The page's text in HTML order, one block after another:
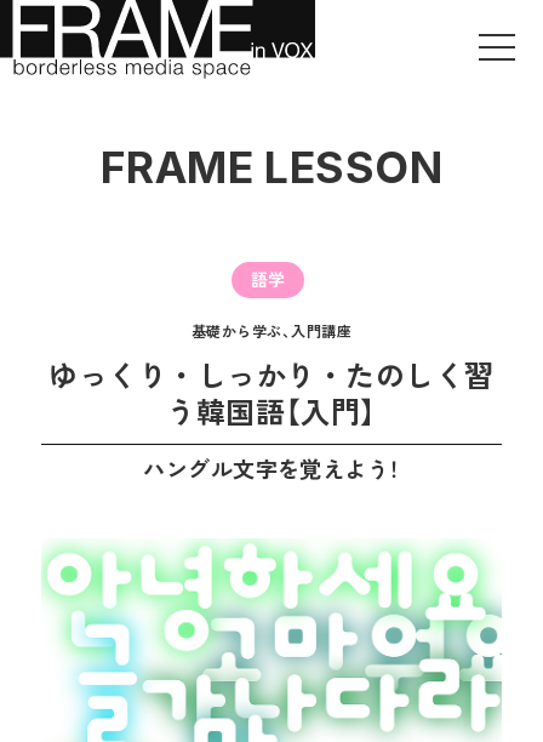
FRAME LESSON
語学
基礎から学ぶ、入門講座
ゆっくり・しっかり・たのしく習
う韓国語【入門】
ハングル文字を覚えよう！